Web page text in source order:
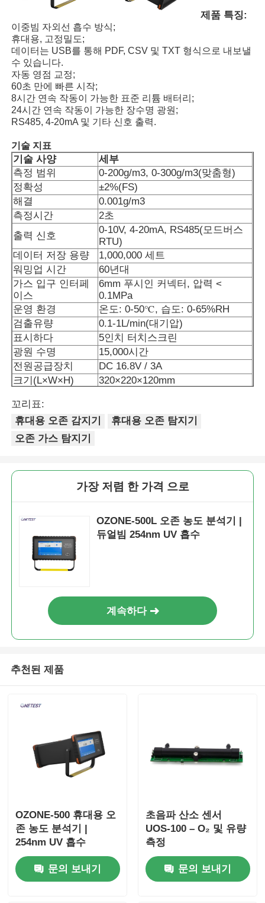
홈
제품 소개
동영상
회사 소개
공장 투어
품질 관리
연락처
핵 방사선 탐지기
개인용피폭선량측정기
X- 선 센서
핵 방사선 감시 시스템
대기 음이온 측정기
분진계수계
미립자 물질 센서
제품 특징:
이중빔 자외선 흡수 방식;
휴대용, 고정밀도;
데이터는 USB를 통해 PDF, CSV 및 TXT 형식으로 내보낼
수 있습니다.
자동 영점 교정;
60초 만에 빠른 시작;
8시간 연속 작동이 가능한 표준 리튬 배터리;
24시간 연속 작동이 가능한 장수명 광원;
RS485, 4-20mA 및 기타 신호 출력.
기술 지표
기술 사양
세부
측정 범위
0-200g/m3, 0-300g/m3(맞춤형)
정확성
±2%(FS)
해결
0.001g/m3
측정시간
2초
출력 신호
0-10V, 4-20mA, RS485(모드버스
RTU)
데이터 저장 용량
1,000,000 세트
워밍업 시간
60년대
가스 입구 인터페
이스
6mm 푸시인 커넥터, 압력 <
0.1MPa
운영 환경
온도: 0-50℃, 습도: 0-65%RH
검출유량
0.1-1L/min(대기압)
표시하다
5인치 터치스크린
광원 수명
15,000시간
전원공급장치
DC 16.8V / 3A
크기(L×W×H)
320×220×120mm
무게
꼬리표:
휴대용 오존 감지기
휴대용 오존 탐지기
오존 가스 탐지기
가장 저렴 한 가격 으로
OZONE-500L 오존 농도 분석기 |
듀얼빔 254nm UV 흡수
계속하다
추천된 제품
OZONE-500 휴대용 오
존 농도 분석기 |
254nm UV 흡수
문의 보내기
초음파 산소 센서
UOS-100 – O₂ 및 유량
측정
문의 보내기